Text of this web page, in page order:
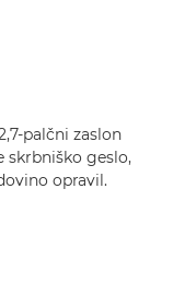
palčni zaslon
skrbniško geslo,
opravil.